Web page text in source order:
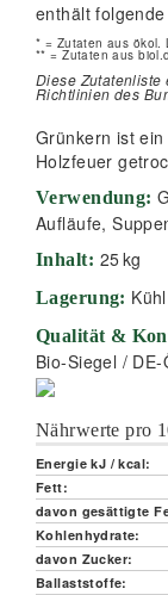
enthält
* = Zutaten aus ökol.
** = Zutaten aus
Diese Zutatenliste
Richtlinien des
Grünkern ist
Holzfeuer
Verwendung:
Aufläufe,
Inhalt: 25kg
Lagerung:
Qualität &
Bio-Siegel / DE-
Nährwerte pro
Energie kJ / kcal:
Fett:
davon gesättigte
Kohlenhydrate:
davon Zucker:
Ballaststoffe: